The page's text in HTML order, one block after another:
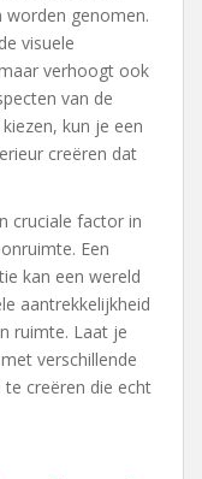
worden genomen.
visuele
verhoogt ook
van de
kun je een
creëren dat
cruciale factor in
Een
kan een wereld
aantrekkelijkheid
ruimte. Laat je
verschillende
creëren die echt